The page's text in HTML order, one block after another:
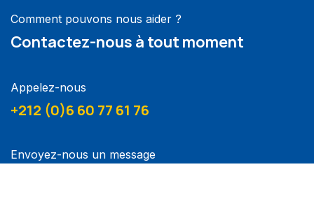
Comment pouvons nous aider ?
Contactez-nous à tout moment
Appelez-nous
+212 (0)6 60 77 61 76
Envoyez-nous un message